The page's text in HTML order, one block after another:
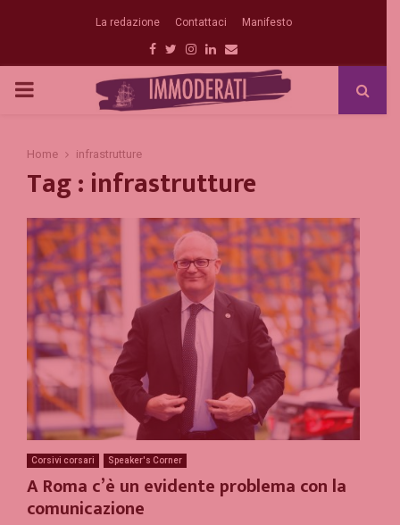
La redazione Contattaci Manifesto
Facebook
Twitter
Instagram
Linkedin
Email
PRIMARY
Home infrastrutture
Tag : infrastrutture
Corsivi corsari Speaker's Corner
A Roma c’è un evidente problema con la
comunicazione